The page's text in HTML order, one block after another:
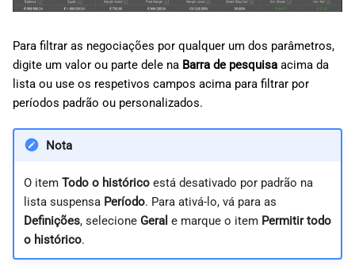
Para filtrar as negociações por qualquer um dos parâmetros,
digite um valor ou parte dele na Barra de pesquisa acima da
lista ou use os respetivos campos acima para filtrar por
períodos padrão ou personalizados.
Nota
O item Todo o históricoestá desativado por padrão na
lista suspensa Período. Para ativá-lo, vá para as
Definições, selecione Geral e marque o item Permitir todo
o histórico.